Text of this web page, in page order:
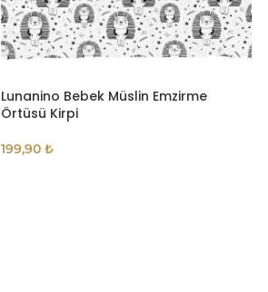
Lunanino Bebek Müslin Emzirme
Örtüsü Kirpi
199,90 ₺